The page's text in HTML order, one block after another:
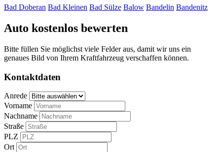
Bad Doberan Bad Kleinen Bad Sülze Balow Bandelin Bandenitz
Auto kostenlos bewerten
Bitte füllen Sie möglichst viele Felder aus, damit wir uns ein
genaues Bild von Ihrem Kraftfahrzeug verschaffen können.
Kontaktdaten
Anrede
Vorname
Nachname
Straße
PLZ
Ort